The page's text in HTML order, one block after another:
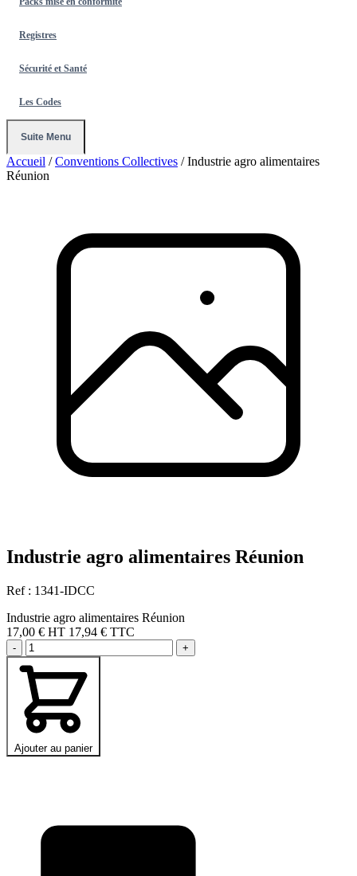
Registres
Sécurité et Santé
Les Codes
Suite Menu
Accueil / Conventions Collectives / Industrie agro alimentaires
Réunion
Industrie agro alimentaires Réunion
Ref : 1341-IDCC
Industrie agro alimentaires Réunion
17,00 € HT 17,94 € TTC
- +
Ajouter au panier